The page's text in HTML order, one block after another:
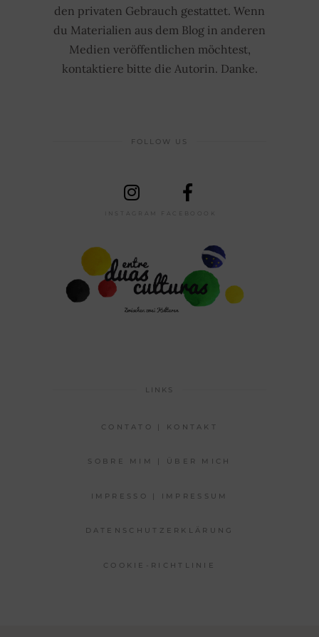
den privaten Gebrauch gestattet. Wenn
du Materialien aus dem Blog in anderen
Medien veröffentlichen möchtest,
kontaktiere bitte die Autorin. Danke.
FOLLOW US
INSTAGRAM FACEBOOOK
LINKS
CONTATO | KONTAKT
SOBRE MIM | ÜBER MICH
IMPRESSO | IMPRESSUM
DATENSCHUTZERKLÄRUNG
COOKIE-RICHTLINIE